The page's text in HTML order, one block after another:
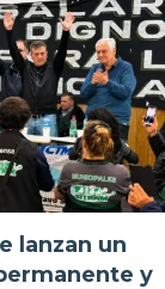
lanzan un
y